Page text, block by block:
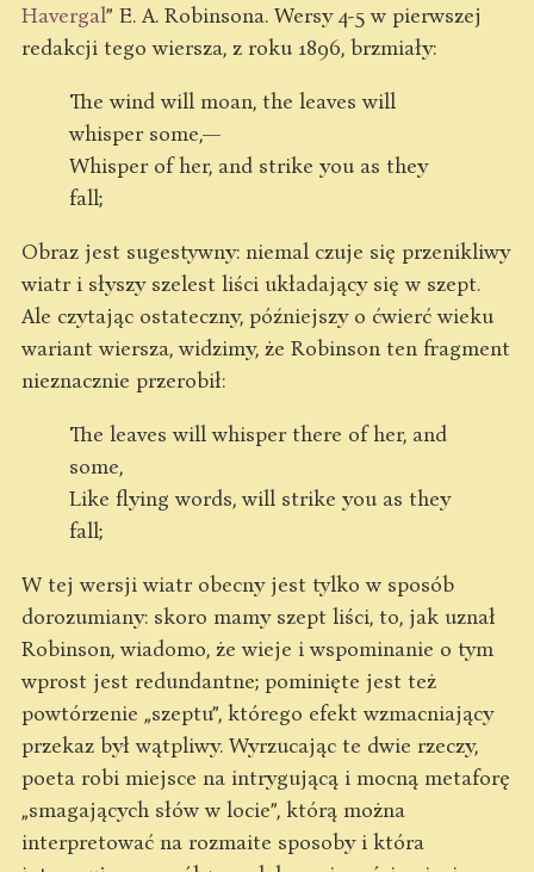
Havergal” E. A. Robinsona. Wersy 4-5 w pierwszej
redakcji tego wiersza, z roku 1896, brzmiały:
The wind will moan, the leaves will
whisper some,—
Whisper of her, and strike you as they
fall;
Obraz jest sugestywny: niemal czuje się przenikliwy
wiatr i słyszy szelest liści układający się w szept.
Ale czytając ostateczny, późniejszy o ćwierć wieku
wariant wiersza, widzimy, że Robinson ten fragment
nieznacznie przerobił:
The leaves will whisper there of her, and
some,
Like flying words, will strike you as they
fall;
W tej wersji wiatr obecny jest tylko w sposób
dorozumiany: skoro mamy szept liści, to, jak uznał
Robinson, wiadomo, że wieje i wspominanie o tym
wprost jest redundantne; pominięte jest też
powtórzenie „szeptu”, którego efekt wzmacniający
przekaz był wątpliwy. Wyrzucając te dwie rzeczy,
poeta robi miejsce na intrygującą i mocną metaforę
„smagających słów w locie”, którą można
interpretować na rozmaite sposoby i która